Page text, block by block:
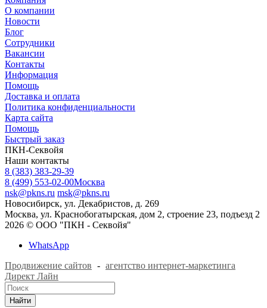
О компании
Новости
Блог
Сотрудники
Вакансии
Контакты
Информация
Помощь
Доставка и оплата
Политика конфиденциальности
Карта сайта
Помощь
Быстрый заказ
ПКН-Секвойя
Наши контакты
8 (383) 383-29-39
8 (499) 553-02-00Москва
nsk@pkns.ru msk@pkns.ru
Новосибирск, ул. Декабристов, д. 269
Москва, ул. Краснобогатырская, дом 2, строение 23, подъезд 2
2026 © ООО "ПКН - Секвойя"
WhatsApp
Продвижение сайтов - агентство интернет-маркетинга
Директ Лайн
Найти